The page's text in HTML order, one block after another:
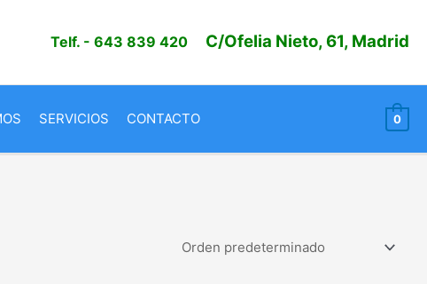
Telf. - 643 839 420 C/Ofelia Nieto, 61, Madrid
SERVICIOS CONTACTO 0